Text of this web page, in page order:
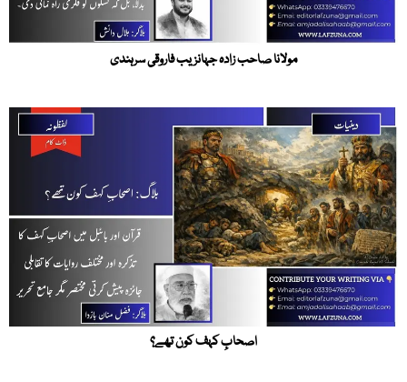
مولانا صاحب زادہ جہانزیب فاروقی سرہندی
اصحابِ کہف کون تھے؟